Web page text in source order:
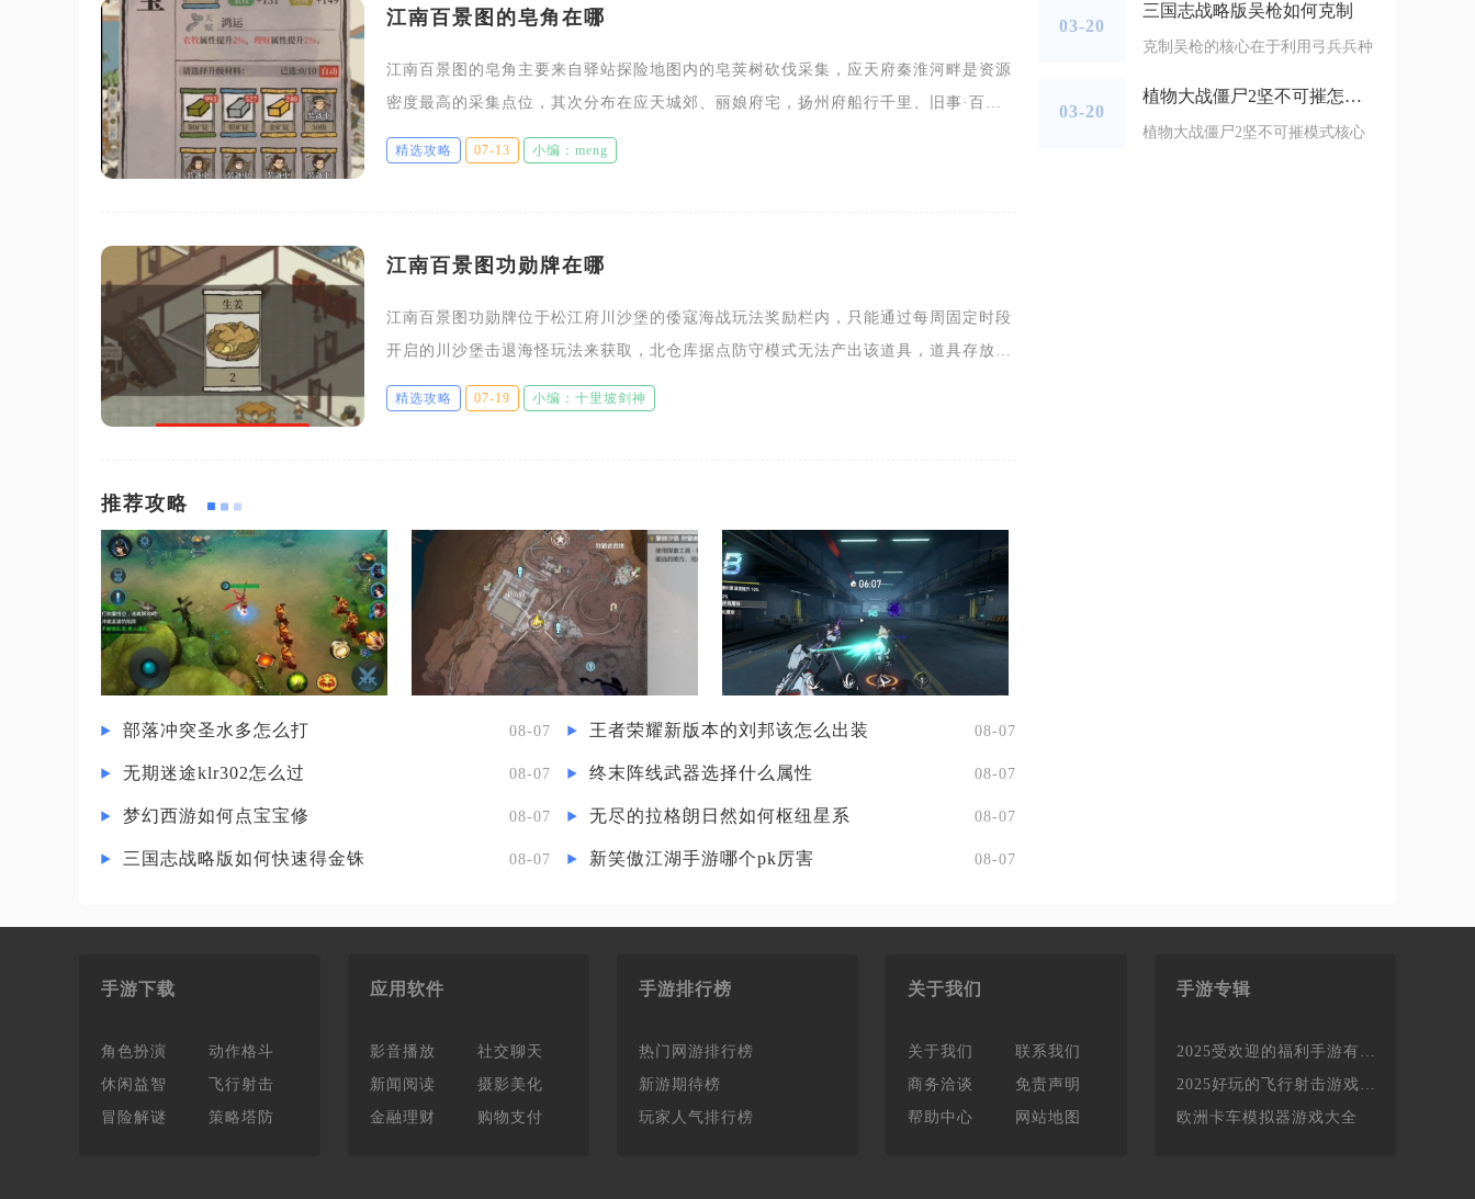
江南百景图的皂角在哪
江南百景图的皂角主要来自驿站探险地图内的皂荚树砍伐采集，应天府秦淮河畔是资源
密度最高的采集点位，其次分布在应天城郊、丽娘府宅，扬州府船行千里、旧事·百里
沉香以及桃花村聚宝盆、千金记探险副本中也能找到对应的皂荚资源点。想要采集皂
角，首先需要解
精选攻略 07-13 小编：meng
江南百景图功勋牌在哪
江南百景图功勋牌位于松江府川沙堡的倭寇海战玩法奖励栏内，只能通过每周固定时段
开启的川沙堡击退海怪玩法来获取，北仓库据点防守模式无法产出该道具，道具存放于
每次对战结束后的战利品弹窗之中，打开松江府底部奖励收纳界面也能查看已积攒的功
勋牌总量。想
精选攻略 07-19 小编：十里坡剑神
推荐攻略
部落冲突圣水多怎么打 08-07 王者荣耀新版本的刘邦该怎么出装 08-07
无期迷途klr302怎么过 08-07 终末阵线武器选择什么属性 08-07
梦幻西游如何点宝宝修 08-07 无尽的拉格朗日然如何枢纽星系 08-07
三国志战略版如何快速得金铢 08-07 新笑傲江湖手游哪个pk厉害 08-07
03-20
三国志战略版吴枪如何克制
克制吴枪的核心在于利用弓兵兵种
03-20
植物大战僵尸2坚不可摧怎么过
植物大战僵尸2坚不可摧模式核心
手游下载
角色扮演
动作格斗
休闲益智
飞行射击
冒险解谜
策略塔防
应用软件
影音播放
社交聊天
新闻阅读
摄影美化
金融理财
购物支付
手游排行榜
热门网游排行榜
新游期待榜
玩家人气排行榜
关于我们
关于我们
联系我们
商务洽谈
免责声明
帮助中心
网站地图
手游专辑
2025受欢迎的福利手游有哪些
2025好玩的飞行射击游戏有哪些
欧洲卡车模拟器游戏大全